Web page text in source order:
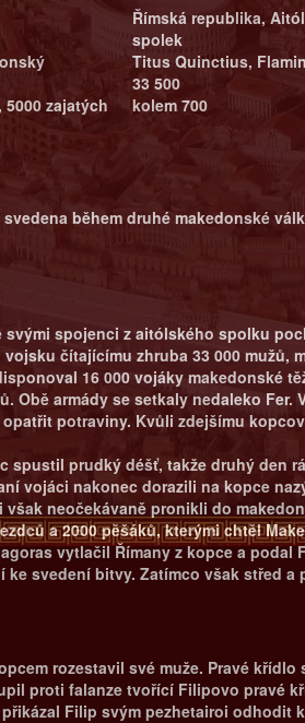
Římská republika,
spolek
Titus Quinctius,
33 500
zajatých kolem 700
během druhé makedonské
spojenci z aitólského spolku
čítajícímu zhruba 33 000
16 000 vojáky makedonské
Obě armády se setkaly nedaleko
potraviny. Kvůli zdejšímu
spustil prudký déšť, takže druhý den
vojáci nakonec dorazili na kopce
neočekávaně pronikli do
a 2000 pěšáků, kterými chtěl
vytlačil Římany z kopce a
svedení bitvy. Zatímco však střed
rozestavil své muže. Pravé
proti falanze tvořící Filipovo pravé
Filip svým pezhetairoi odhodit